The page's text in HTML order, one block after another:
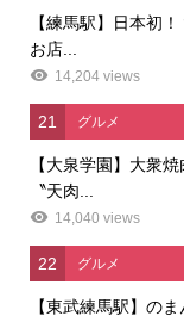
【練馬駅】日本初
お店...
14,204 views
21 グルメ
【大泉学園】大衆
〝天肉...
14,040 views
22 グルメ
【東武練馬駅】の